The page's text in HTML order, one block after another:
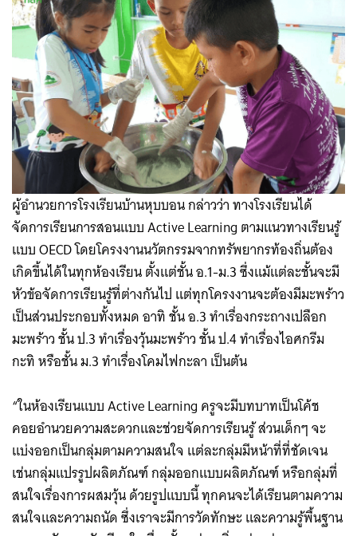
Search
for:
ผู้อำนวยการโรงเรียนบ้านหุบบอน กล่าวว่า ทางโรงเรียนได้
จัดการเรียนการสอนแบบ Active Learning ตามแนวทางเรียนรู้
แบบ OECD โดยโครงงานนวัตกรรมจากทรัพยากรท้องถิ่นต้อง
เกิดขึ้นได้ในทุกห้องเรียน ตั้งแต่ชั้น อ.1-ม.3 ซึ่งแม้แต่ละชั้นจะมี
หัวข้อจัดการเรียนรู้ที่ต่างกันไป แต่ทุกโครงงานจะต้องมีมะพร้าว
เป็นส่วนประกอบทั้งหมด อาทิ ชั้น อ.3 ทำเรื่องกระถางเปลือก
มะพร้าว ชั้น ป.3 ทำเรื่องวุ้นมะพร้าว ชั้น ป.4 ทำเรื่องไอศกรีม
กะทิ หรือชั้น ม.3 ทำเรื่องโคมไฟกะลา เป็นต้น
“ในห้องเรียนแบบ Active Learning ครูจะมีบทบาทเป็นโค้ช
คอยอำนวยความสะดวกและช่วยจัดการเรียนรู้ ส่วนเด็กๆ จะ
แบ่งออกเป็นกลุ่มตามความสนใจ แต่ละกลุ่มมีหน้าที่ที่ชัดเจน
เช่นกลุ่มแปรรูปผลิตภัณฑ์ กลุ่มออกแบบผลิตภัณฑ์ หรือกลุ่มที่
สนใจเรื่องการผสมวุ้น ด้วยรูปแบบนี้ ทุกคนจะได้เรียนตามความ
สนใจและความถนัด ซึ่งเราจะมีการวัดทักษะ และความรู้พื้นฐาน